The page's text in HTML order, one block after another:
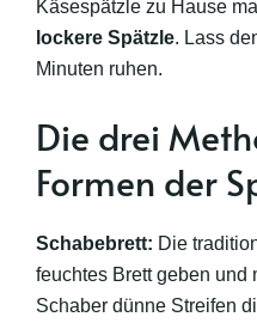
Käsespätzle zu Hause
lockere Spätzle. Lass
Minuten ruhen.
Die drei
Formen der
Schabebrett: Die
feuchtes Brett geben und
Schaber dünne Streifen